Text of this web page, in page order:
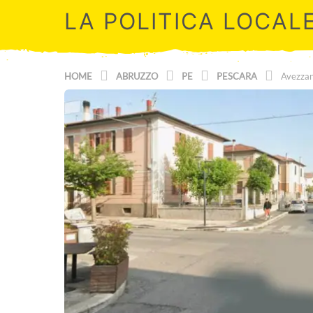
LA POLITICA
HOME ABRUZZO PE PESCARA